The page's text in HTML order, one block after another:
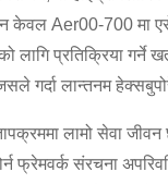
केवल Aer00-700 मा
प्रतिक्रिया गर्ने
गर्दा लान्तनम
लामो सेवा
फ्रेमवर्क संरचना